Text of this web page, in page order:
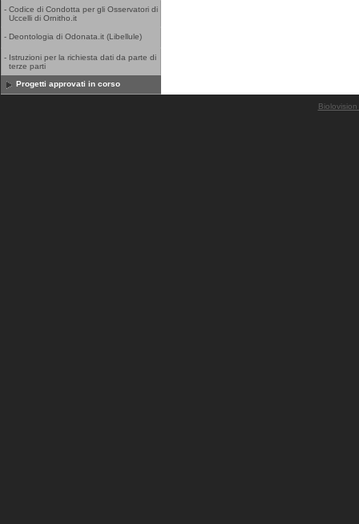
- Codice di Condotta per gli Osservatori di
Uccelli di Ornitho.it
- Deontologia di Odonata.it (Libellule)
- Istruzioni per la richiesta dati da parte di
terze parti
Progetti approvati in corso
Biolovision